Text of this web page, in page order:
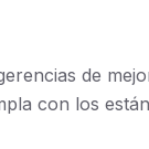
de
con los